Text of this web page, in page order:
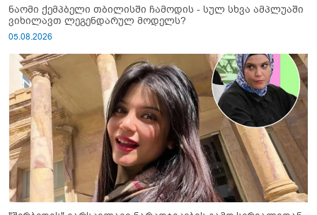
ნაომი ქემპბელი თბილისში ჩამოდის - სულ სხვა ამპლუაში
ვიხილავთ ლეგენდარულ მოდელს?
05.08.2026